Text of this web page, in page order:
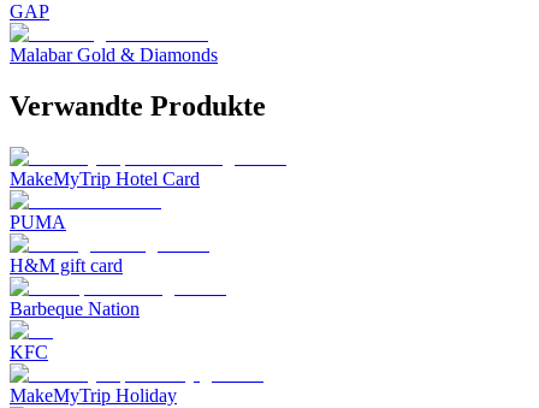
GAP
Malabar Gold & Diamonds
Verwandte Produkte
MakeMyTrip Hotel Card
PUMA
H&M gift card
Barbeque Nation
KFC
MakeMyTrip Holiday